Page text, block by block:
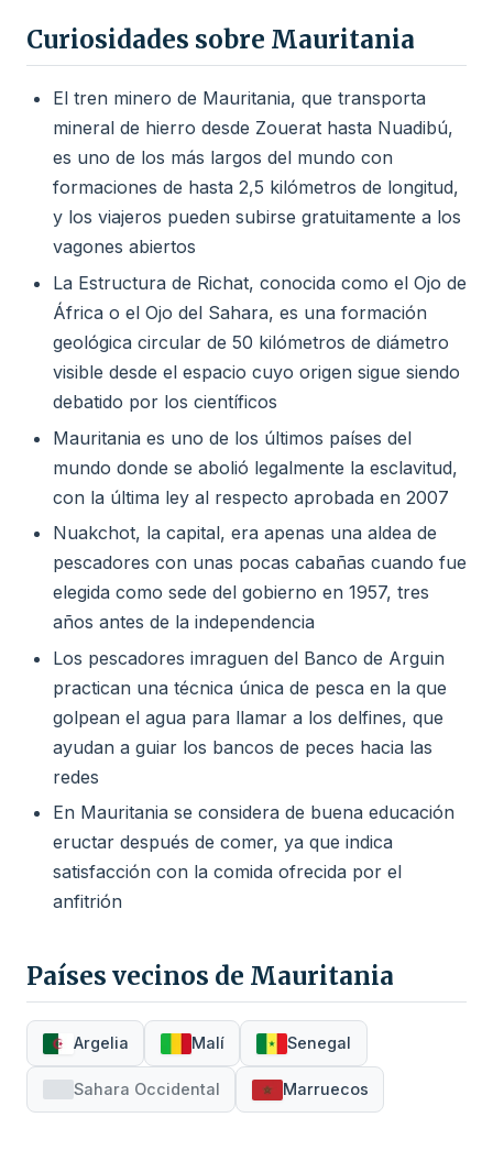
Curiosidades sobre Mauritania
El tren minero de Mauritania, que transporta
mineral de hierro desde Zouerat hasta Nuadibú,
es uno de los más largos del mundo con
formaciones de hasta 2,5 kilómetros de longitud,
y los viajeros pueden subirse gratuitamente a los
vagones abiertos
La Estructura de Richat, conocida como el Ojo de
África o el Ojo del Sahara, es una formación
geológica circular de 50 kilómetros de diámetro
visible desde el espacio cuyo origen sigue siendo
debatido por los científicos
Mauritania es uno de los últimos países del
mundo donde se abolió legalmente la esclavitud,
con la última ley al respecto aprobada en 2007
Nuakchot, la capital, era apenas una aldea de
pescadores con unas pocas cabañas cuando fue
elegida como sede del gobierno en 1957, tres
años antes de la independencia
Los pescadores imraguen del Banco de Arguin
practican una técnica única de pesca en la que
golpean el agua para llamar a los delfines, que
ayudan a guiar los bancos de peces hacia las
redes
En Mauritania se considera de buena educación
eructar después de comer, ya que indica
satisfacción con la comida ofrecida por el
anfitrión
Países vecinos de Mauritania
Argelia Malí Senegal
Sahara Occidental Marruecos